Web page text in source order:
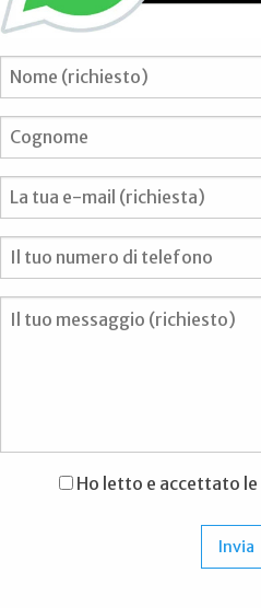
Ho letto e accettato le